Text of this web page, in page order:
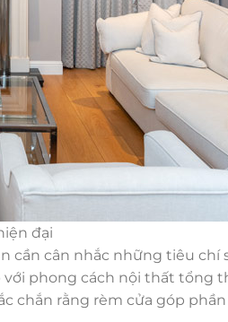
đại
cần cân nhắc những tiêu chí
với phong cách nội thất tổng
chắn rằng rèm cửa góp